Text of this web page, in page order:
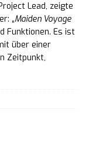
Lead, zeigte
„Maiden Voyage
Funktionen. Es ist
über einer
Zeitpunkt,